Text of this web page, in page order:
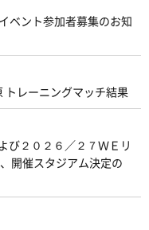
ント参加者募集のお知
レーニングマッチ結果
び２０２６／２７ＷＥリ
開催スタジアム決定の